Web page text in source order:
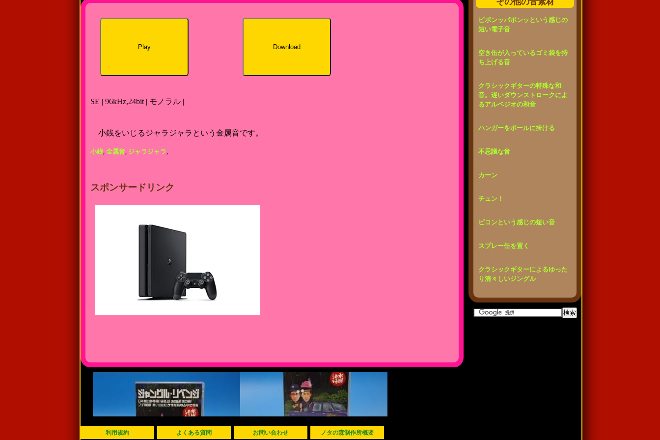
Play Download
SE | 96kHz,24bit | モノラル |
小銭をいじるジャラジャラという金属音です。
小銭, 金属音, ジャラジャラ,
スポンサードリンク
ピポンッパポンッという感じの
短い電子音
空き缶が入っているゴミ袋を持
ち上げる音
クラシックギターの特殊な和
音。遅いダウンストロークによ
るアルペジオの和音
ハンガーをポールに掛ける
不思議な音
カーン
チュン！
ピコンという感じの短い音
スプレー缶を置く
クラシックギターによるゆった
り清々しいジングル
利用規約 よくある質問 お問い合わせ ノタの森制作所概要